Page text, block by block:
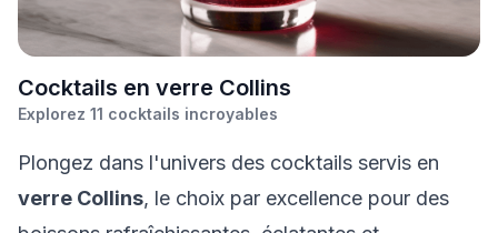
Cocktails en verre Collins
Explorez 11 cocktails incroyables
Plongez dans l'univers des cocktails servis en
verre Collins, le choix par excellence pour des